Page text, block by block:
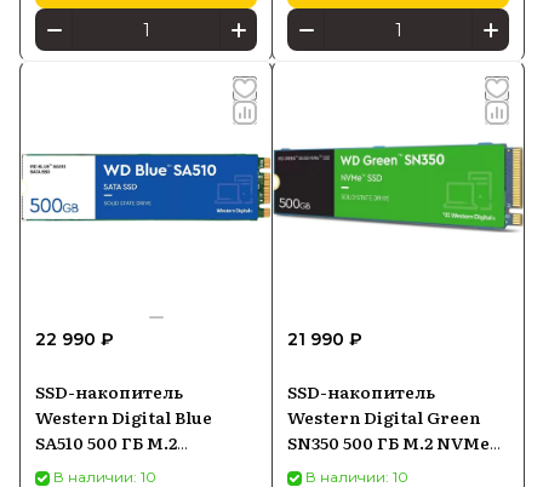
22 990 ₽
SSD-накопитель
Western Digital Blue
SA510 500 ГБ M.2
(WDS500G3B0B)
В наличии: 10
21 990 ₽
SSD-накопитель
Western Digital Green
SN350 500 ГБ M.2 NVMe
(WDS500G2G0C)
В наличии: 10